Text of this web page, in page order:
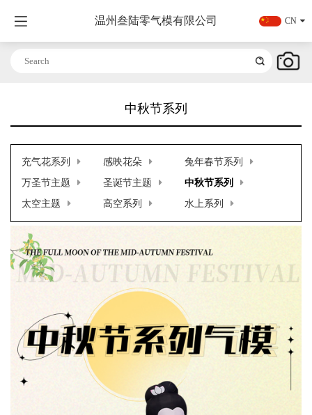
温州叁陆零气模有限公司 CN
中秋节系列
充气花系列 感映花朵
兔年春节系列
万圣节主题
圣诞节主题
中秋节系列
太空主题
高空系列 水上系列